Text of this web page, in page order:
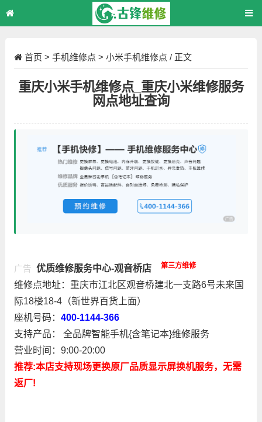
首页 > 手机维修点 > 小米手机维修点 / 正文
重庆小米手机维修点_重庆小米维修服务
网点地址查询
广告 优质维修服务中心-观音桥店 第三方维修
维修点地址：重庆市江北区观音桥建北一支路6号未来国
际18楼18-4（新世界百货上面）
座机号码： 400-1144-366
支持产品： 全品牌智能手机{含笔记本}维修服务
营业时间：9:00-20:00
推荐:本店支持现场更换原厂品质显示屏换机服务，无需
返厂!